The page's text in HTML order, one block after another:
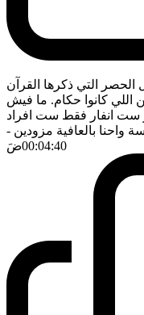
التي ذكرها القرآن
اللي كانوا حكام. ما فيش
ست انفار فقط ست افراد
بالعافية مزودين -
00:04:40ضَ